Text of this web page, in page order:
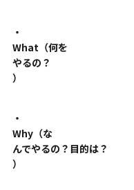
・
What（何を
やるの？
）
・
Why（な
んでやるの？目的は？
）